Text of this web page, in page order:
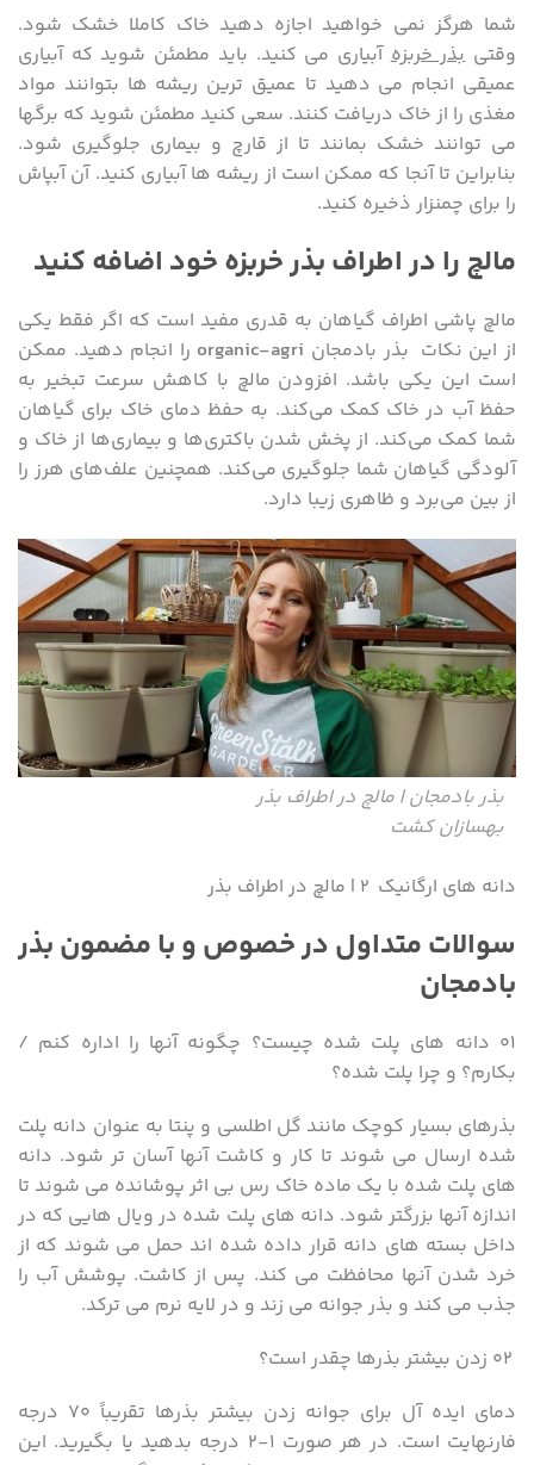
شما هرگز نمی خواهید اجازه دهید خاک کاملا خشک شود.
وقتیبذر خربزهآبیاری می کنید. باید مطمئن شوید که آبیاری
عمیقی انجام می دهید تا عمیق ترین ریشه ها بتوانند مواد
مغذی را از خاک دریافت کنند. سعی کنید مطمئن شوید که برگها
می توانند خشک بمانند تا از قارچ و بیماری جلوگیری شود.
بنابراین تا آنجا که ممکن است از ریشه ها آبیاری کنید. آن آبپاش
را برای چمنزار ذخیره کنید.
مالچ را در اطراف بذر خربزه خود اضافه کنید
مالچ پاشی اطراف گیاهان به قدری مفید است که اگر فقط یکی
از این نکات بذر بادمجان organic-agri را انجام دهید. ممکن
است این یکی باشد. افزودن مالچ با کاهش سرعت تبخیر به
حفظ آب در خاک کمک می‌کند. به حفظ دمای خاک برای گیاهان
شما کمک می‌کند. از پخش شدن باکتری‌ها و بیماری‌ها از خاک و
آلودگی گیاهان شما جلوگیری می‌کند. همچنین علف‌های هرز را
از بین می‌برد و ظاهری زیبا دارد.
بذر بادمجان | مالچ در اطراف بذر
بهسازان کشت
دانه های ارگانیک ۲ | مالچ در اطراف بذر
سوالات متداول در خصوص و با مضمون بذر
بادمجان
۰۱ دانه های پلت شده چیست؟ چگونه آنها را اداره کنم /
بکارم؟ و چرا پلت شده؟
بذرهای بسیار کوچک مانند گل اطلسی و پنتا به عنوان دانه پلت
شده ارسال می شوند تا کار و کاشت آنها آسان تر شود. دانه
های پلت شده با یک ماده خاک رس بی اثر پوشانده می شوند تا
اندازه آنها بزرگتر شود. دانه های پلت شده در ویال هایی که در
داخل بسته های دانه قرار داده شده اند حمل می شوند که از
خرد شدن آنها محافظت می کند. پس از کاشت. پوشش آب را
جذب می کند و بذر جوانه می زند و در لایه نرم می ترکد.
دمای ایده آل برای جوانه زدن بیشتر بذرها تقریباً ۷۰ درجه
فارنهایت است. در هر صورت ۱-۲ درجه بدهید یا بگیرید. این